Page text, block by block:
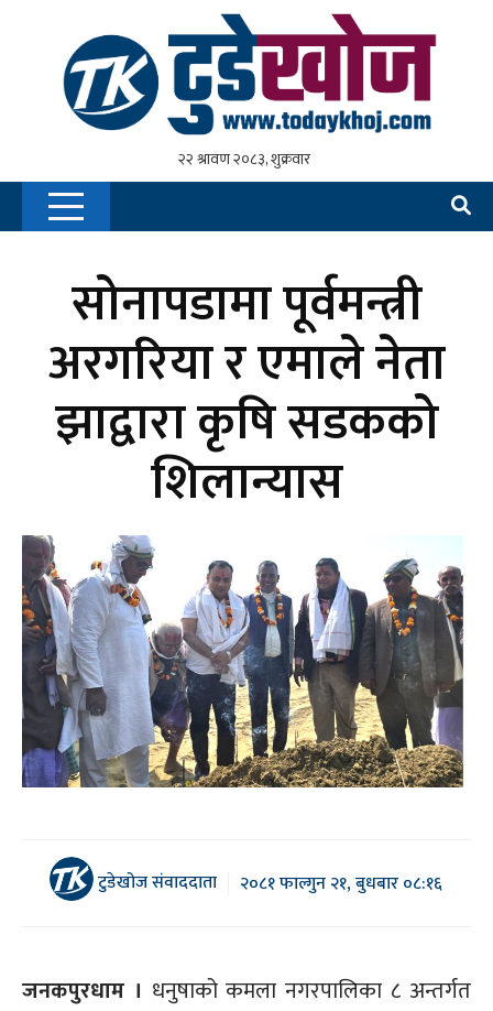
सोनापडामा पूर्वमन्त्री
अरगरिया र एमाले नेता
झाद्वारा कृषि सडकको
शिलान्यास
टुडेखोज संवाददाता २०८१ फाल्गुन २१, बुधबार ०८:१६
जनकपुरधाम । धनुषाको कमला नगरपालिका ८ अन्तर्गत